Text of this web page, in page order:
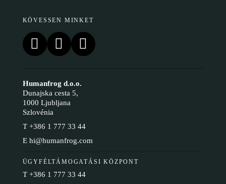
KÖVESSEN MINKET
Humanfrog d.o.o.
Dunajska cesta 5,
1000 Ljubljana
Szlovénia
T +386 1 777 33 44
E hi@humanfrog.com
ÜGYFÉLTÁMOGATÁSI KÖZPONT
T +386 1 777 33 44